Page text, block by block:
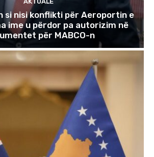
si nisi konflikti për Aeroportin e
ime u përdor pa autorizim në
për MABCO-n